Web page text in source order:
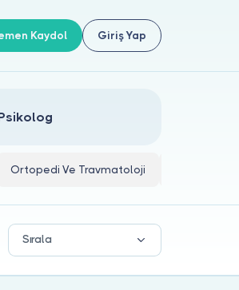
Kaydol Giriş Yap
Ortopedi Ve Travmatoloji
Sırala